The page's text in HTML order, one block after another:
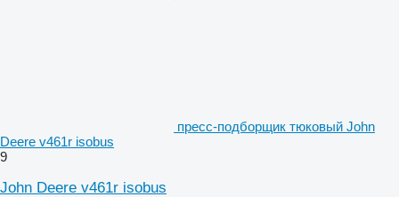
пресс-подборщик тюковый John
Deere v461r isobus
9
John Deere v461r isobus